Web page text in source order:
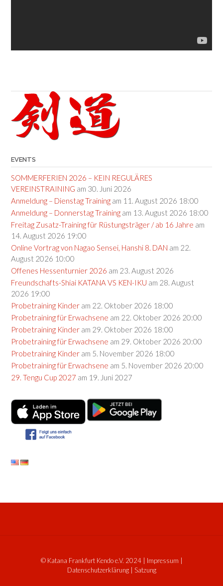
EVENTS
SOMMERFERIEN 2026 – KEIN REGULÄRES
VEREINSTRAINING am 30. Juni 2026
Anmeldung – Dienstag Training am 11. August 2026 18:00
Anmeldung – Donnerstag Training am 13. August 2026 18:00
Freitag Zusatz-Training für Rüstungsträger / ab 16 Jahre am
14. August 2026 19:00
Online Vortrag von Nagao Sensei, Hanshi 8. DAN am 22.
August 2026 10:00
Offenes Hessenturnier 2026 am 23. August 2026
Freundschafts-Shiai KATANA VS KEN-IKU am 28. August
2026 19:00
Probetraining Kinder am 22. Oktober 2026 18:00
Probetraining für Erwachsene am 22. Oktober 2026 20:00
Probetraining Kinder am 29. Oktober 2026 18:00
Probetraining für Erwachsene am 29. Oktober 2026 20:00
Probetraining Kinder am 5. November 2026 18:00
Probetraining für Erwachsene am 5. November 2026 20:00
29. Tengu Cup 2027 am 19. Juni 2027
© Katana Frankfurt Kendo e.V. 2024| Impressum
Datenschutzerklärung| Satzung